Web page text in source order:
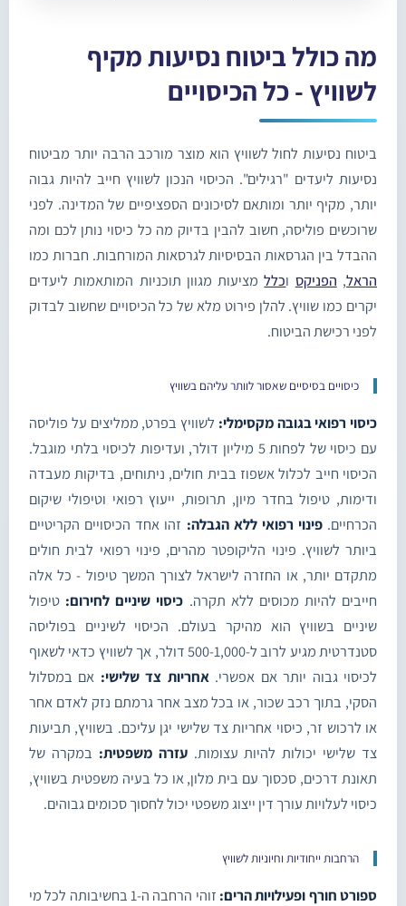
מה כולל ביטוח נסיעות מקיף
לשוויץ - כל הכיסויים
ביטוח נסיעות לחול לשוויץ הוא מוצר מורכב הרבה יותר מביטוח
נסיעות ליעדים "רגילים". הכיסוי הנכון לשוויץ חייב להיות גבוה
יותר, מקיף יותר ומותאם לסיכונים הספציפיים של המדינה. לפני
שרוכשים פוליסה, חשוב להבין בדיוק מה כל כיסוי נותן לכם ומה
ההבדל בין הגרסאות הבסיסיות לגרסאות המורחבות. חברות כמו
הראל, הפניקסוכללמציעות מגוון תוכניות המותאמות ליעדים
יקרים כמו שוויץ. להלן פירוט מלא של כל הכיסויים שחשוב לבדוק
לפני רכישת הביטוח.
כיסויים בסיסיים שאסור לוותר עליהם בשוויץ
כיסוי רפואי בגובה מקסימלי: לשוויץ בפרט, ממליצים על פוליסה
עם כיסוי של לפחות 5 מיליון דולר, ועדיפות לכיסוי בלתי מוגבל.
הכיסוי חייב לכלול אשפוז בבית חולים, ניתוחים, בדיקות מעבדה
ודימות, טיפול בחדר מיון, תרופות, ייעוץ רפואי וטיפולי שיקום
הכרחיים. פינוי רפואי ללא הגבלה: זהו אחד הכיסויים הקריטיים
ביותר לשוויץ. פינוי הליקופטר מהרים, פינוי רפואי לבית חולים
מתקדם יותר, או החזרה לישראל לצורך המשך טיפול - כל אלה
חייבים להיות מכוסים ללא תקרה. כיסוי שיניים לחירום:טיפול
שיניים בשוויץ הוא מהיקר בעולם. הכיסוי לשיניים בפוליסה
סטנדרטית מגיע לרוב ל-500-1,000 דולר, אך לשוויץ כדאי לשאוף
לכיסוי גבוה יותר אם אפשרי. אחריות צד שלישי: אם במסלול
הסקי, בתוך רכב שכור, או בכל מצב אחר גרמתם נזק לאדם אחר
או לרכוש זר, כיסוי אחריות צד שלישי יגן עליכם. בשוויץ, תביעות
צד שלישי יכולות להיות עצומות. עזרה משפטית: במקרה של
תאונת דרכים, סכסוך עם בית מלון, או כל בעיה משפטית בשוויץ,
כיסוי לעלויות עורך דין ייצוג משפטי יכול לחסוך סכומים גבוהים.
הרחבות ייחודיות וחיוניות לשוויץ
ספורט חורף ופעילויות הרים:
זוהי הרחבה ה-1 בחשיבותה לכל מי